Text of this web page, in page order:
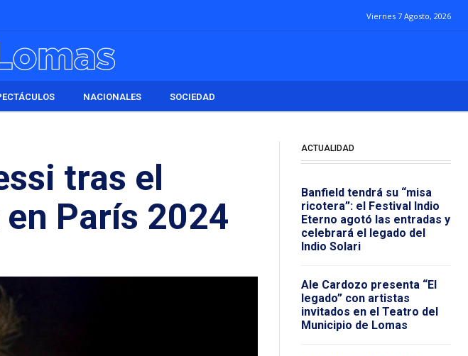
Viernes 7 Agosto, 2026
NACIONALES SOCIEDAD
tras el
París 2024
ACTUALIDAD
Banfield tendrá su “misa
ricotera”: el Festival Indio
Eterno agotó las entradas y
celebrará el legado del
Indio Solari
Ale Cardozo presenta “El
legado” con artistas
invitados en el Teatro del
Municipio de Lomas